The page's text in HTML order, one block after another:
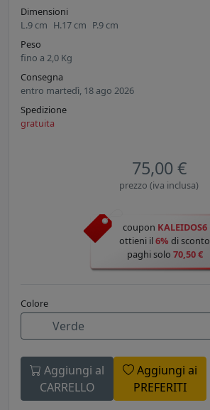
Dimensioni
L.9 cm H.17 cm P.9 cm
Peso
fino a 2,0 Kg
Consegna
entro martedì, 18 ago 2026
Spedizione
gratuita
75,00 €
prezzo (iva inclusa)
coupon KALEIDOS6
ottieni il6% di sconto
paghi solo 70,50 €
Colore
Verde
Aggiungi al
CARRELLO
Aggiungi ai
PREFERITI